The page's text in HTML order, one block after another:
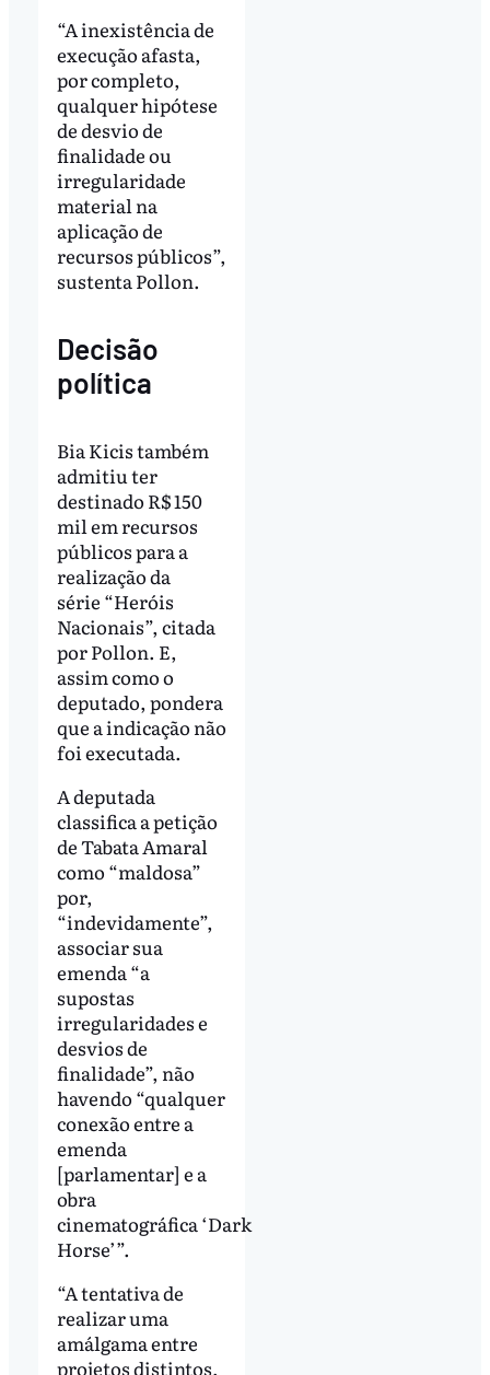
“A inexistência de
execução afasta,
por completo,
qualquer hipótese
de desvio de
finalidade ou
irregularidade
material na
aplicação de
recursos públicos”,
sustenta Pollon.
Decisão
política
Bia Kicis também
admitiu ter
destinado R$ 150
mil em recursos
públicos para a
realização da
série “Heróis
Nacionais”, citada
por Pollon. E,
assim como o
deputado, pondera
que a indicação não
foi executada.
A deputada
classifica a petição
de Tabata Amaral
como “maldosa”
por,
“indevidamente”,
associar sua
emenda “a
supostas
irregularidades e
desvios de
finalidade”, não
havendo “qualquer
conexão entre a
emenda
[parlamentar] e a
obra
cinematográfica ‘Dark
Horse’”.
“A tentativa de
realizar uma
amálgama entre
projetos distintos,